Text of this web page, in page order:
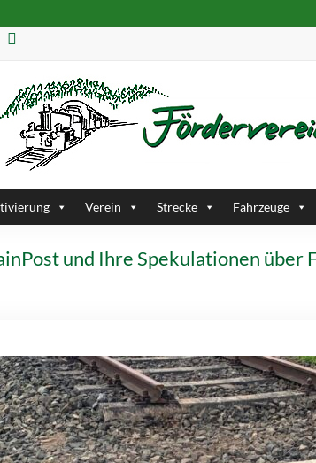
Verein Strecke Fahrzeuge
und Ihre Spekulationen über